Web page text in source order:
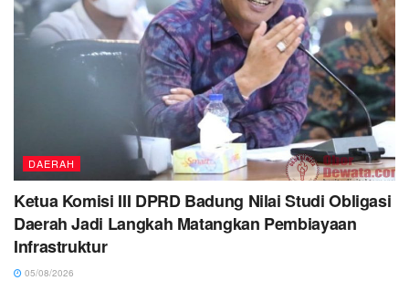
DAERAH
Ketua Komisi III DPRD Badung Nilai Studi Obligasi
Daerah Jadi Langkah Matangkan Pembiayaan
Infrastruktur
05/08/2026